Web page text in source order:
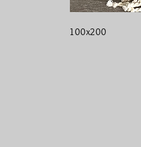
100x200